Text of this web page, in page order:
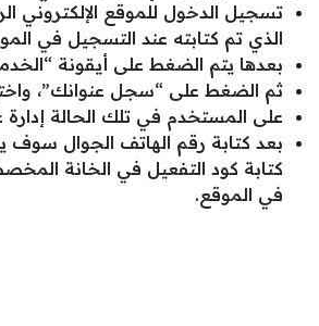
تسجيل الدخول للموقع
الذي تم كتابته عند التسجيل في
بعدها يتم الضغط على أيقونة
ثم الضغط على “سجل عنوانك”،
على المستخدم في تلك الحالة
بعد كتابة رقم الهاتف الجوال
كتابة كود التفعيل في الخانة
في الموقع.